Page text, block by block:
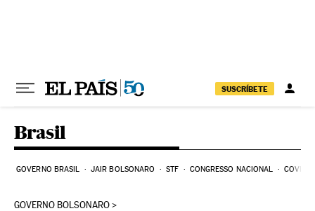
SUSCRÍBETE
Brasil
GOVERNO BRASIL JAIR BOLSONARO STF CONGRESSO NACIONAL COVID-
GOVERNO BOLSONARO